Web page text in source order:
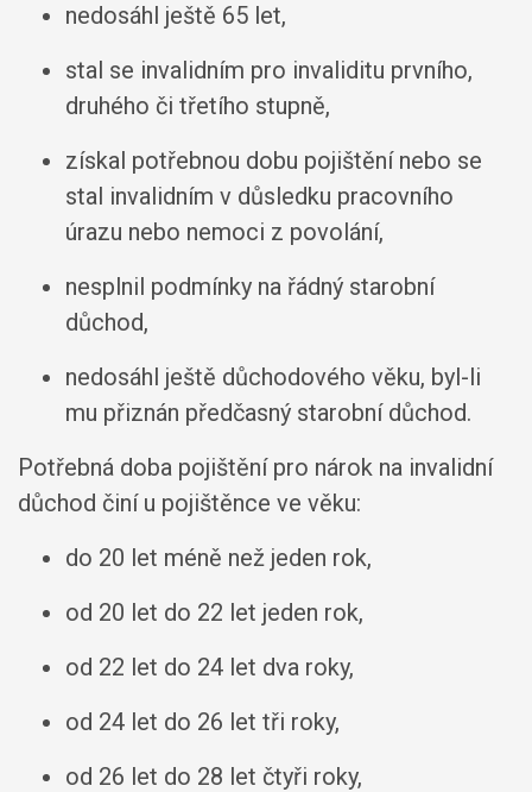
nedosáhl ještě 65 let,
stal se invalidním pro invaliditu prvního,
druhého či třetího stupně,
získal potřebnou dobu pojištění nebo se
stal invalidním v důsledku pracovního
úrazu nebo nemoci z povolání,
nesplnil podmínky na řádný starobní
důchod,
nedosáhl ještě důchodového věku, byl-li
mu přiznán předčasný starobní důchod.
Potřebná doba pojištění pro nárok na invalidní
důchod činí u pojištěnce ve věku:
do 20 let méně než jeden rok,
od 20 let do 22 let jeden rok,
od 22 let do 24 let dva roky,
od 24 let do 26 let tři roky,
od 26 let do 28 let čtyři roky,